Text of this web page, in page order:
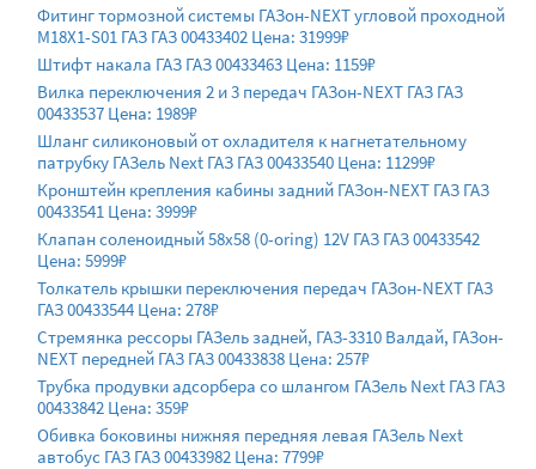
Фитинг тормозной системы ГАЗон-NEXT угловой проходной
М18Х1-S01 ГАЗ ГАЗ 00433402 Цена: 31999₽
Штифт накала ГАЗ ГАЗ 00433463 Цена: 1159₽
Вилка переключения 2 и 3 передач ГАЗон-NEXT ГАЗ ГАЗ
00433537 Цена: 1989₽
Шланг силиконовый от охладителя к нагнетательному
патрубку ГАЗель Next ГАЗ ГАЗ 00433540 Цена: 11299₽
Кронштейн крепления кабины задний ГАЗон-NEXT ГАЗ ГАЗ
00433541 Цена: 3999₽
Клапан соленоидный 58x58 (0-oring) 12V ГАЗ ГАЗ 00433542
Цена: 5999₽
Толкатель крышки переключения передач ГАЗон-NEXT ГАЗ
ГАЗ 00433544 Цена: 278₽
Стремянка рессоры ГАЗель задней, ГАЗ-3310 Валдай, ГАЗон-
NEXT передней ГАЗ ГАЗ 00433838 Цена: 257₽
Трубка продувки адсорбера со шлангом ГАЗель Next ГАЗ ГАЗ
00433842 Цена: 359₽
Обивка боковины нижняя передняя левая ГАЗель Next
автобус ГАЗ ГАЗ 00433982 Цена: 7799₽